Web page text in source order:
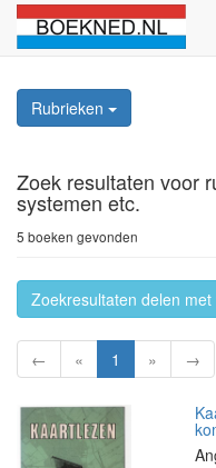
Rubrieken
Zoek resultaten voor
systemen etc.
5 boeken gevonden
Zoekresultaten delen met
← « 1 » →